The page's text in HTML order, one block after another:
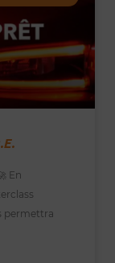
En
permettra